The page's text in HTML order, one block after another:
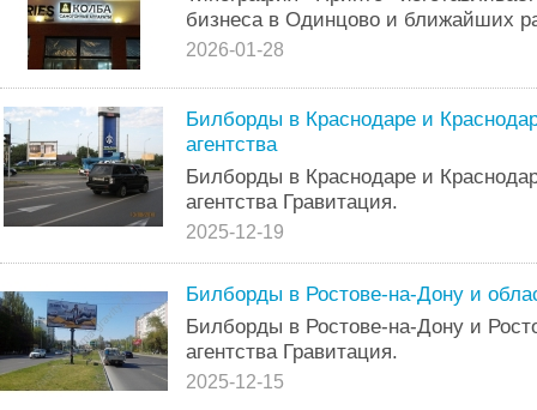
бизнеса в Одинцово и ближайших
2026-01-28
Билборды в Краснодаре и
агентства
Билборды в Краснодаре и
агентства Гравитация.
2025-12-19
Билборды в Ростове-на-Дону и
Билборды в Ростове-на-Дону и
агентства Гравитация.
2025-12-15